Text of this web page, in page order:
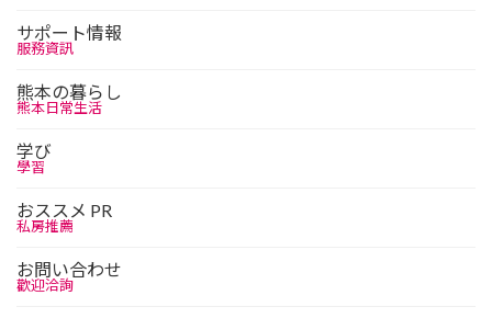
サポート情報
服務資訊
熊本の暮らし
熊本日常生活
学び
學習
おススメ PR
私房推薦
お問い合わせ
歡迎洽詢